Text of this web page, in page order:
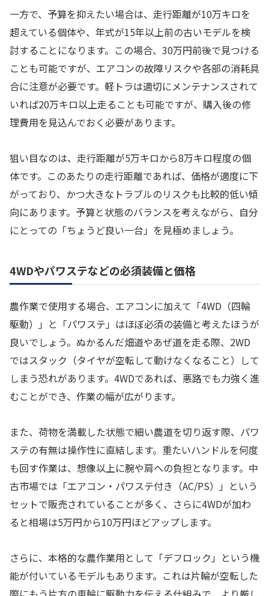
一方で、予算を抑えたい場合は、走行距離が10万キロを
超えている個体や、年式が15年以上前の古いモデルを検
討することになります。この場合、30万円前後で見つける
ことも可能ですが、エアコンの故障リスクや各部の消耗具
合に注意が必要です。軽トラは適切にメンテナンスされて
いれば20万キロ以上走ることも可能ですが、購入後の修
理費用を見込んでおく必要があります。
狙い目なのは、走行距離が5万キロから8万キロ程度の個
体です。このあたりの走行距離であれば、価格が適度に下
がっており、かつ大きなトラブルのリスクも比較的低い傾
向にあります。予算と状態のバランスを考えながら、自分
にとっての「ちょうど良い一台」を見極めましょう。
4WDやパワステなどの必須装備と価格
農作業で使用する場合、エアコンに加えて「4WD（四輪
駆動）」と「パワステ」はほぼ必須の装備と考えたほうが
良いでしょう。ぬかるんだ畑道やあぜ道を走る際、2WD
ではスタック（タイヤが空転して動けなくなること）して
しまう恐れがあります。4WDであれば、悪路でも力強く進
むことができ、作業の幅が広がります。
また、荷物を満載した状態で細い農道を切り返す際、パワ
ステの有無は操作性に直結します。重たいハンドルを何度
も回す作業は、想像以上に腕や肩への負担となります。中
古市場では「エアコン・パワステ付き（AC/PS）」という
セットで販売されていることが多く、さらに4WDが加わ
ると相場は5万円から10万円ほどアップします。
さらに、本格的な農作業用として「デフロック」という機
能が付いているモデルもあります。これは片輪が空転した